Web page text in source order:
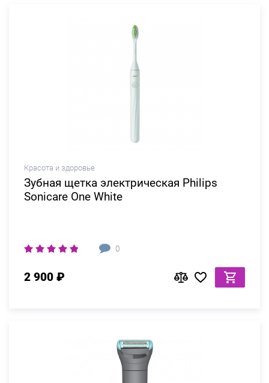
Красота и здоровье
Зубная щетка электрическая Philips
Sonicare One White
0
2 900 ₽